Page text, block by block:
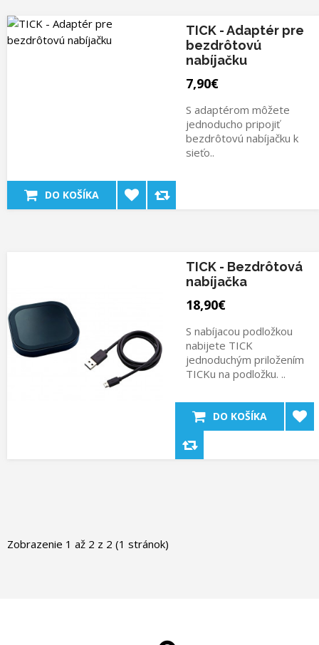
TICK - Adaptér pre
bezdrôtovú
nabíjačku
7,90€
S adaptérom môžete
jednoducho pripojiť
bezdrôtovú nabíjačku k
sieťo..
DO KOŠÍKA
TICK - Bezdrôtová
nabíjačka
18,90€
S nabíjacou podložkou
nabijete TICK
jednoduchým priložením
TICKu na podložku. ..
DO KOŠÍKA
Zobrazenie 1 až 2 z 2 (1 stránok)